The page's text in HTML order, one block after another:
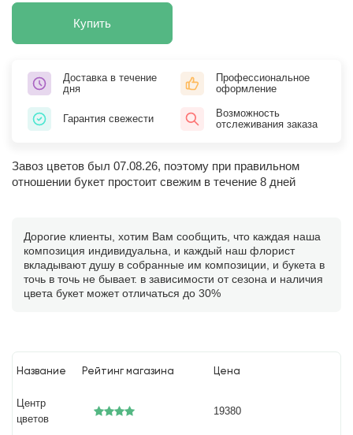
Купить
Доставка в течение
дня
Профессиональное
оформление
Гарантия свежести
Возможность
отслеживания заказа
Завоз цветов был 07.08.26, поэтому при правильном
отношении букет простоит свежим в течение 8 дней
Дорогие клиенты, хотим Вам сообщить, что каждая наша
композиция индивидуальна, и каждый наш флорист
вкладывают душу в собранные им композиции, и букета в
точь в точь не бывает. в зависимости от сезона и наличия
цвета букет может отличаться до 30%
Название Рейтинг магазина Цена
Центр
цветов
19380